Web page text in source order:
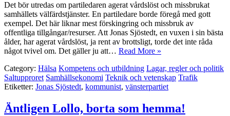
Det bör utredas om partiledaren agerat vårdslöst och missbrukat
samhällets välfärdstjänster. En partiledare borde föregå med gott
exempel. Det här liknar mest förskingring och missbruk av
offentliga tillgångar/resurser. Att Jonas Sjöstedt, en vuxen i sin bästa
ålder, har agerat vårdslöst, ja rent av brottsligt, torde det inte råda
något tvivel om. Det gäller ju att… Read More »
Category: Hälsa Kompetens och utbildning Lagar, regler och politik
Saltupproret Samhällsekonomi Teknik och vetenskap Trafik
Etiketter: Jonas Sjöstedt, kommunist, vänsterpartiet
Äntligen Lollo, borta som hemma!